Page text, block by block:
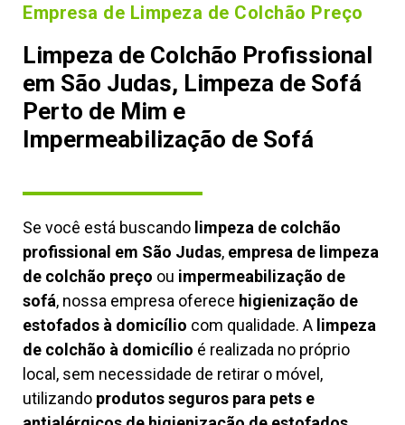
Empresa de Limpeza de Colchão Preço
Limpeza de Colchão Profissional
em São Judas, Limpeza de Sofá
Perto de Mim e
Impermeabilização de Sofá
Se você está buscando limpeza de colchão
profissional em São Judas, empresa de limpeza
de colchão preço ou impermeabilização de
sofá, nossa empresa oferece higienização de
estofados à domicílio com qualidade. A limpeza
de colchão à domicílio é realizada no próprio
local, sem necessidade de retirar o móvel,
utilizando produtos seguros para pets e